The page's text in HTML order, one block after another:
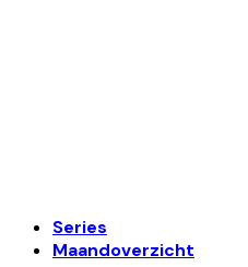
Series
Maandoverzicht